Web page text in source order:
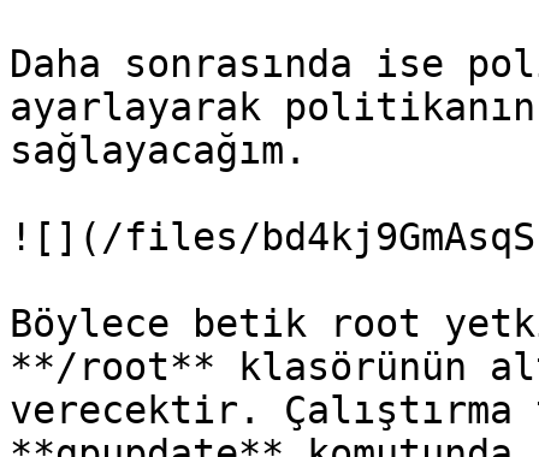
Daha sonrasında ise
ayarlayarak
sağlayacağım.
![](/files/
Böylece betik root
**/root** klasörünün
verecektir.